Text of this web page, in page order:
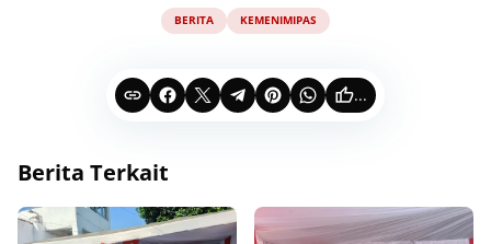
BERITA KEMENIMIPAS
...
Berita Terkait